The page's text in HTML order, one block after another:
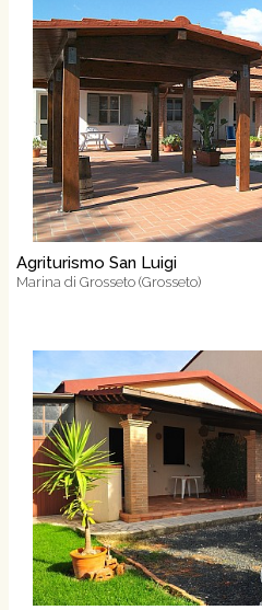
Agriturismo San Luigi
Marina di Grosseto (Grosseto)